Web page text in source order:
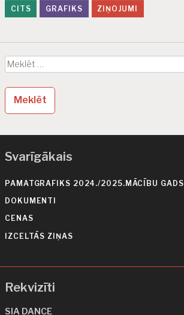
i
g
ā
c
a
CITS GRAFIKS ZIŅOJUMI
Meklēt:
Svarīgākais
PAMATGRAFIKS 2024./2025.MĀCĪBU GADS
DOKUMENTI
CENAS
IZCELTĀS ZIŅAS
Rekvizīti
SIA DANCE